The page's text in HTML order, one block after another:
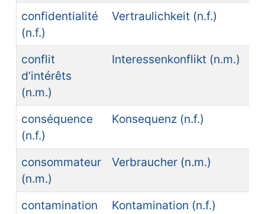
confidentialité
(n.f.)
Vertraulichkeit (n.f.)
conflit
d’intérêts
(n.m.)
Interessenkonflikt (n.m.)
conséquence
(n.f.)
Konsequenz (n.f.)
consommateur
(n.m.)
Verbraucher (n.m.)
contamination
Kontamination (n.f.)